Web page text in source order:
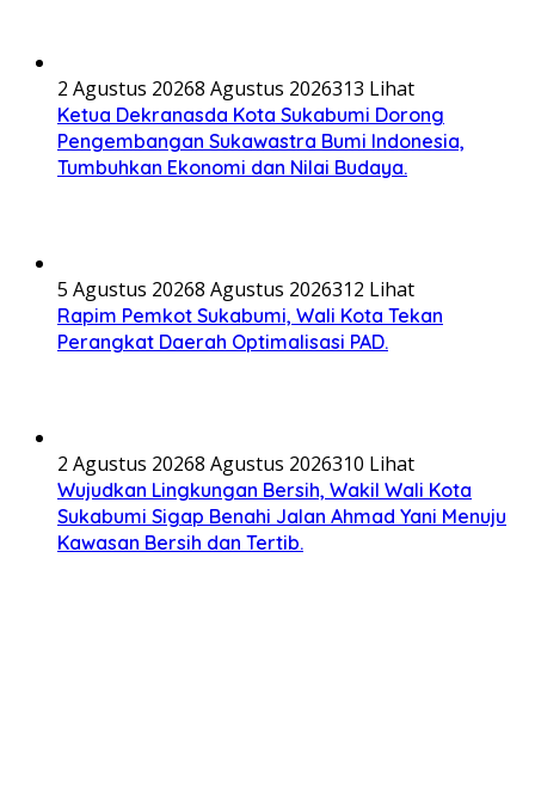
2 Agustus 20268 Agustus 2026313 Lihat
Ketua Dekranasda Kota Sukabumi Dorong
Pengembangan Sukawastra Bumi Indonesia,
Tumbuhkan Ekonomi dan Nilai Budaya.
5 Agustus 20268 Agustus 2026312 Lihat
Rapim Pemkot Sukabumi, Wali Kota Tekan
Perangkat Daerah Optimalisasi PAD.
2 Agustus 20268 Agustus 2026310 Lihat
Wujudkan Lingkungan Bersih, Wakil Wali Kota
Sukabumi Sigap Benahi Jalan Ahmad Yani Menuju
Kawasan Bersih dan Tertib.